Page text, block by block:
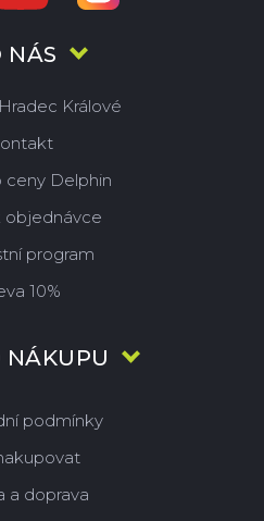
NÁS
Králové
ceny Delphin
objednávce
program
10%
NÁKUPU
podmínky
a doprava